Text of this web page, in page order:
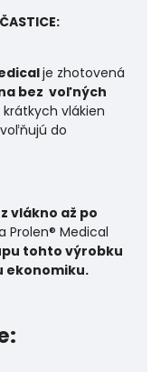
A ČASTICE:
je zhotovená
bez voľných
vlákien
do
vlákno až po
Prolen® Medical
tohto výrobku
ekonomiku.